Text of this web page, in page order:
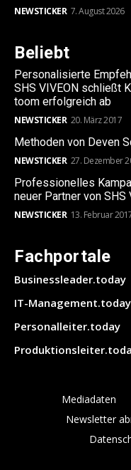
NEWSTICKER 7. August 2026
Beliebt
Personalisierte
SHS VIVEON schließt
toom erfolgreich ab
NEWSTICKER 20. März 2017
Methoden von Deven
NEWSTICKER 27. Dezember
Professionelles
neuer Partner von SHS
NEWSTICKER 13. Februar
Fachportale
Businessleader.today
IT-Management.today
Personalleiter.today
Mediadaten
Newsletter